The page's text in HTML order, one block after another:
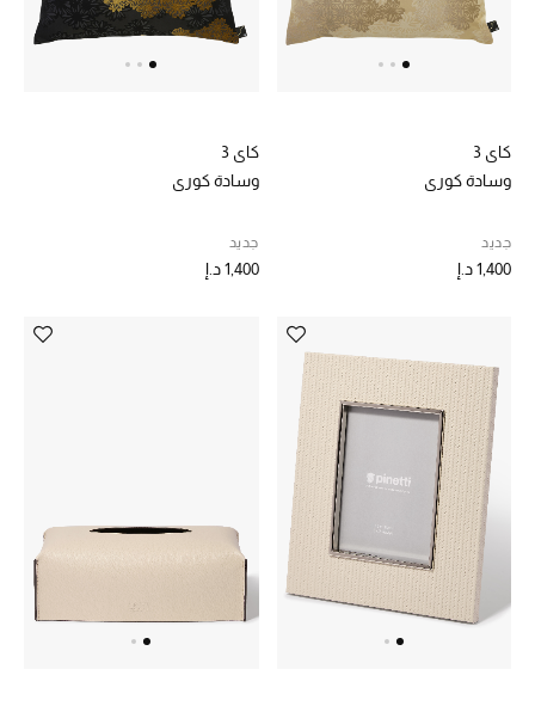
كاي 3
وسادة كوري
جديد
1,400 د.إ
كاي 3
وسادة كوري
جديد
1,400 د.إ